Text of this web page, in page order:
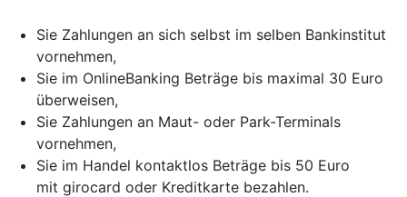
Sie Zahlungen an sich selbst im selben Bankinstitut
vornehmen,
Sie im OnlineBanking Beträge bis maximal 30 Euro
überweisen,
Sie Zahlungen an Maut- oder Park-Terminals
vornehmen,
Sie im Handel kontaktlos Beträge bis 50 Euro
mit girocard oder Kreditkarte bezahlen.